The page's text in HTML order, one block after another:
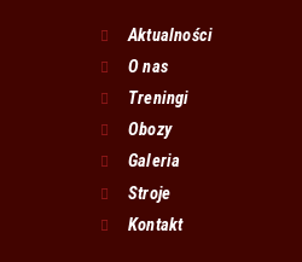
Aktualności
O nas
Treningi
Obozy
Galeria
Stroje
Kontakt